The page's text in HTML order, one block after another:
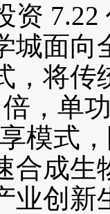
资
城面向
，将
，单
模式
合成
业创新